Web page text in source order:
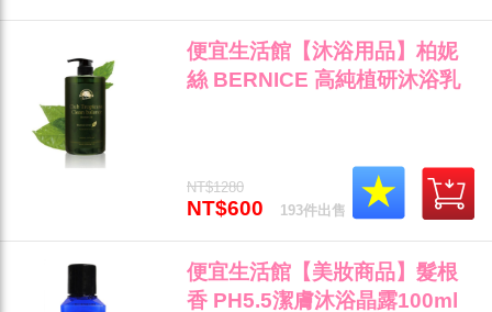
便宜生活館【沐浴用品】柏妮
絲 BERNICE 高純植研沐浴乳
NT$1280
NT$600 193件出售
便宜生活館【美妝商品】髮根
香 PH5.5潔膚沐浴晶露100ml